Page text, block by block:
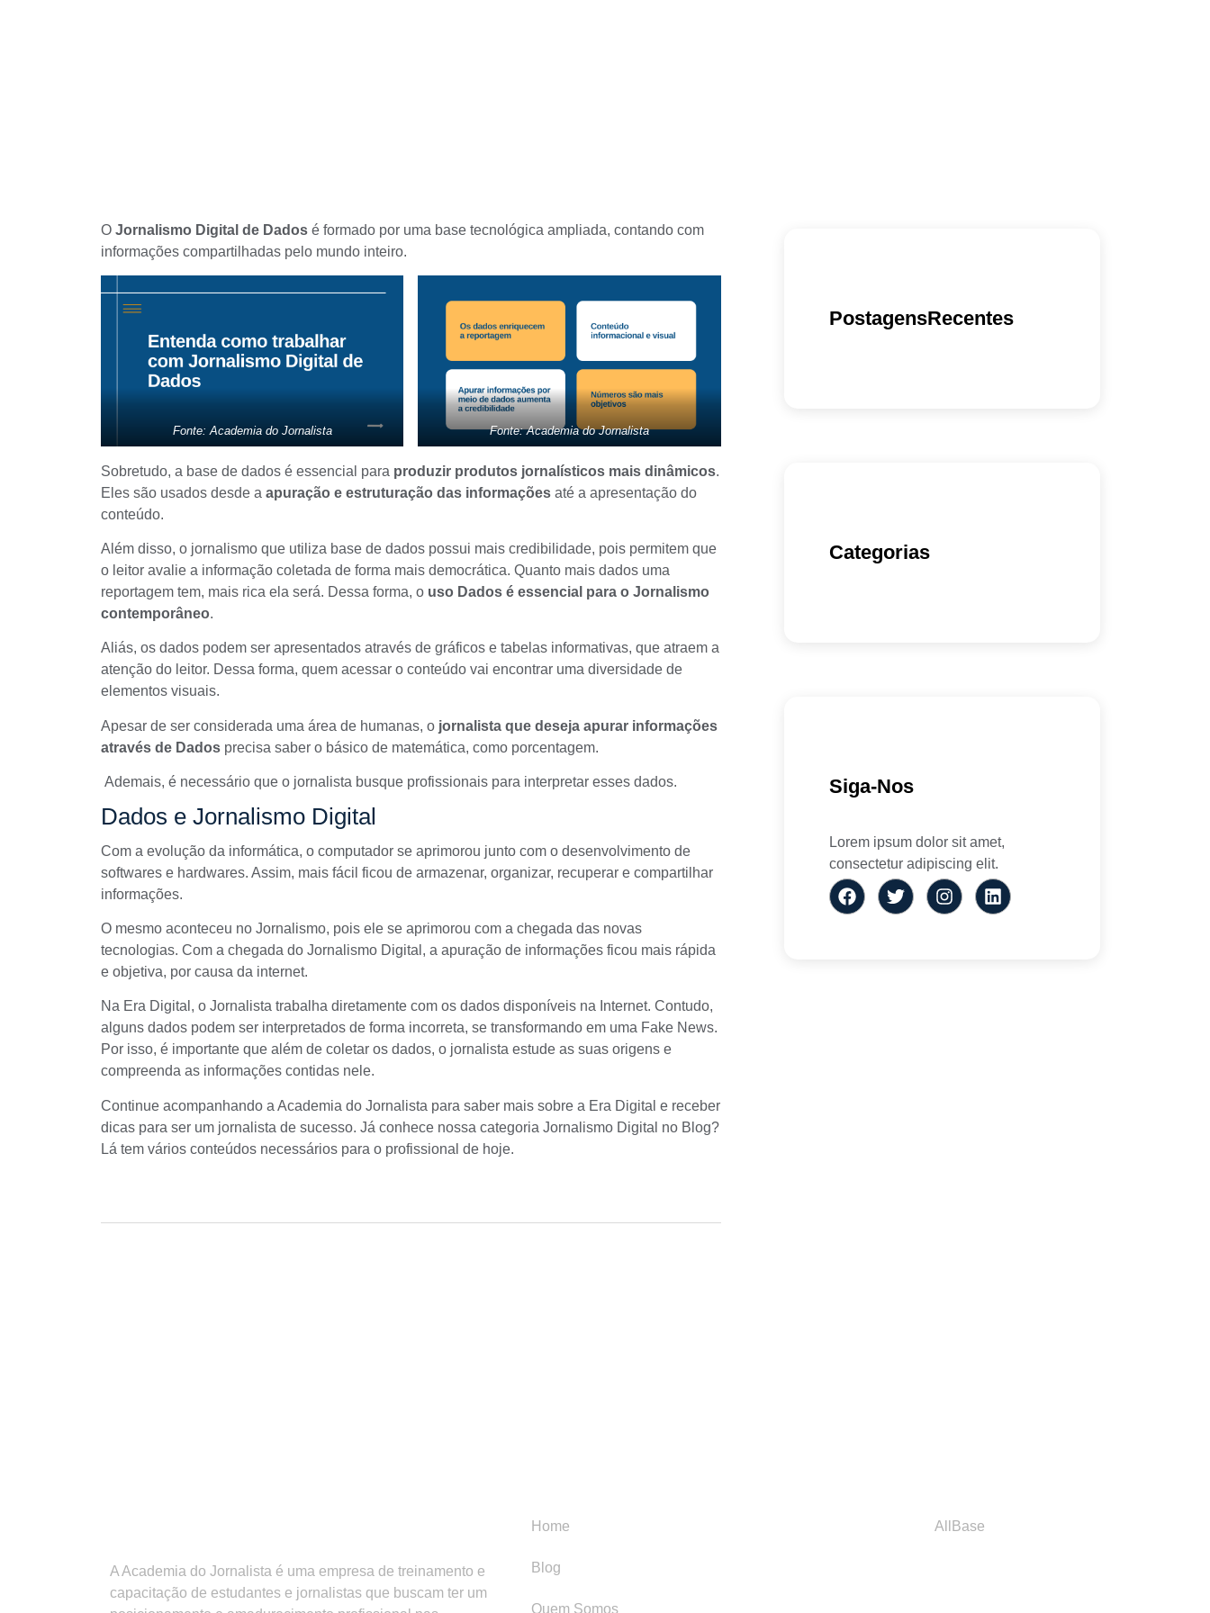
O Jornalismo Digital de Dados é formado por uma base tecnológica ampliada, contando com
informações compartilhadas pelo mundo inteiro.
Fonte: Academia do Jornalista Fonte: Academia do Jornalista
Sobretudo, a base de dados é essencial para produzir produtos jornalísticos mais dinâmicos.
Eles são usados desde a apuração e estruturação das informações até a apresentação do
conteúdo.
Além disso, o jornalismo que utiliza base de dados possui mais credibilidade, pois permitem que
o leitor avalie a informação coletada de forma mais democrática. Quanto mais dados uma
reportagem tem, mais rica ela será. Dessa forma, o uso Dados é essencial para o Jornalismo
contemporâneo.
Aliás, os dados podem ser apresentados através de gráficos e tabelas informativas, que atraem a
atenção do leitor. Dessa forma, quem acessar o conteúdo vai encontrar uma diversidade de
elementos visuais.
Apesar de ser considerada uma área de humanas, o jornalista que deseja apurar informações
através de Dados precisa saber o básico de matemática, como porcentagem.
Ademais, é necessário que o jornalista busque profissionais para interpretar esses dados.
Dados e Jornalismo Digital
Com a evolução da informática, o computador se aprimorou junto com o desenvolvimento de
softwares e hardwares. Assim, mais fácil ficou de armazenar, organizar, recuperar e compartilhar
informações.
O mesmo aconteceu no Jornalismo, pois ele se aprimorou com a chegada das novas
tecnologias. Com a chegada do Jornalismo Digital, a apuração de informações ficou mais rápida
e objetiva, por causa da internet.
Na Era Digital, o Jornalista trabalha diretamente com os dados disponíveis na Internet. Contudo,
alguns dados podem ser interpretados de forma incorreta, se transformando em uma Fake News.
Por isso, é importante que além de coletar os dados, o jornalista estude as suas origens e
compreenda as informações contidas nele.
Continue acompanhando a Academia do Jornalista para saber mais sobre a Era Digital e receber
dicas para ser um jornalista de sucesso. Já conhece nossa categoria Jornalismo Digital no Blog?
Lá tem vários conteúdos necessários para o profissional de hoje.
PostagensRecentes
Categorias
Siga-Nos
Lorem ipsum dolor sit amet,
consectetur adipiscing elit.
A Academia do Jornalista é uma empresa de treinamento e
capacitação de estudantes e jornalistas que buscam ter um
Home
Blog
Quem Somos
AllBase